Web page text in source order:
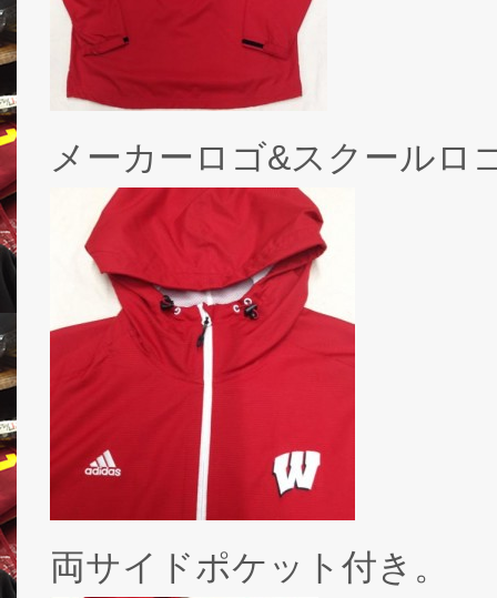
メーカーロゴ&スクールロ
両サイドポケット付き。